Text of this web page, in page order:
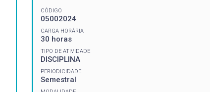
CÓDIGO
05002024
CARGA HORÁRIA
30 horas
TIPO DE ATIVIDADE
DISCIPLINA
PERIODICIDADE
Semestral